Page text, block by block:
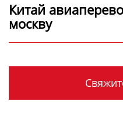
Китай
москву